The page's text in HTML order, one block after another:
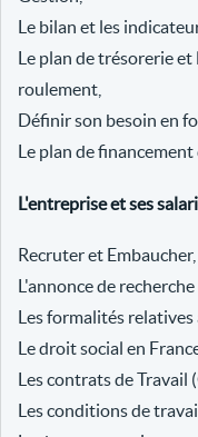
Le bilan et les
Le plan de trésorerie
roulement,
Définir son besoin en
Le plan de
L'entreprise et ses
Recruter et Embaucher,
L'annonce de recherche
Les formalités relatives
Le droit social en
Les contrats de Travail
Les conditions de